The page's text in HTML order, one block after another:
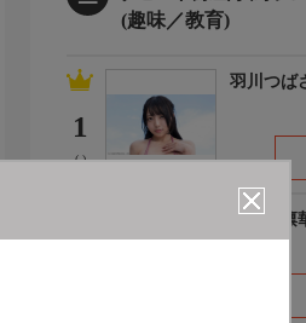
(趣味／教育)
1
(-)
羽川つば
ゆめの凛